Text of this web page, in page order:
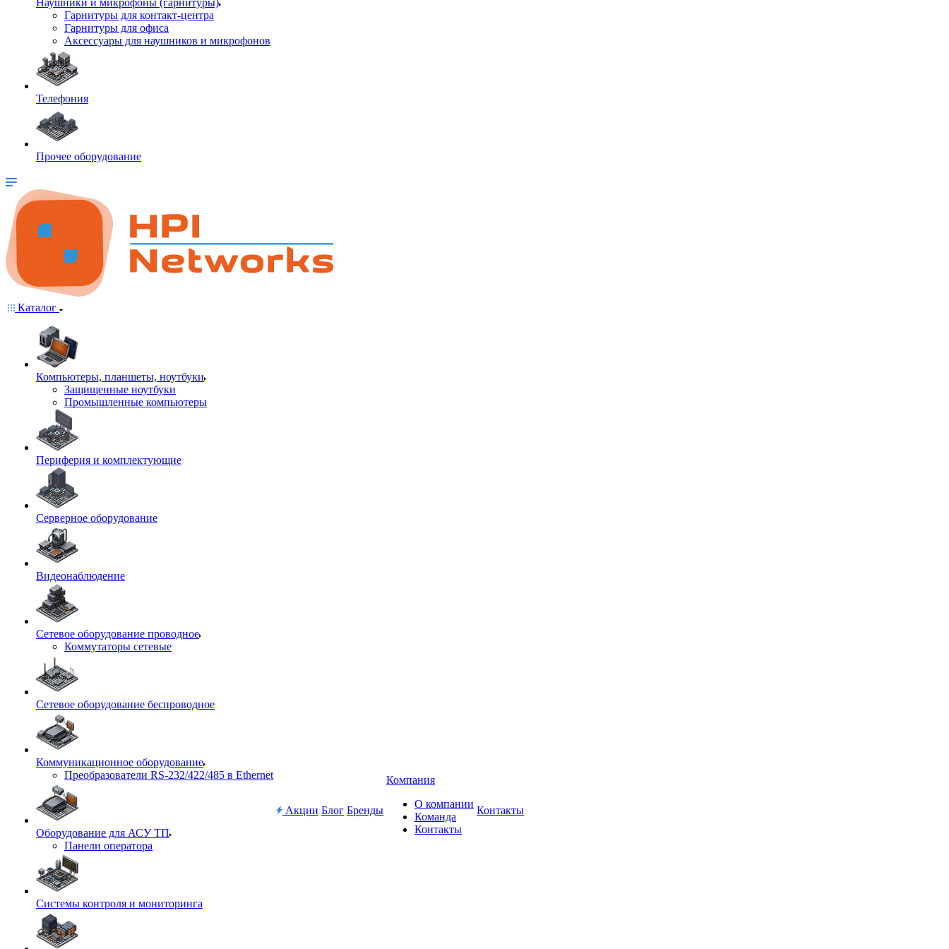
Наушники и микрофоны (гарнитуры)
Гарнитуры для контакт-центра
Гарнитуры для офиса
Аксессуары для наушников и микрофонов
Телефония
Прочее оборудование
Каталог
Компьютеры, планшеты, ноутбуки
Защищенные ноутбуки
Промышленные компьютеры
Периферия и комплектующие
Серверное оборудование
Видеонаблюдение
Сетевое оборудование проводное
Коммутаторы сетевые
Сетевое оборудование беспроводное
Коммуникационное оборудование
Преобразователи RS-232/422/485 в Ethernet
Оборудование для АСУ ТП
Панели оператора
Системы контроля и мониторинга
Акции Блог Бренды
Компания
О компании
Команда
Контакты
Контакты